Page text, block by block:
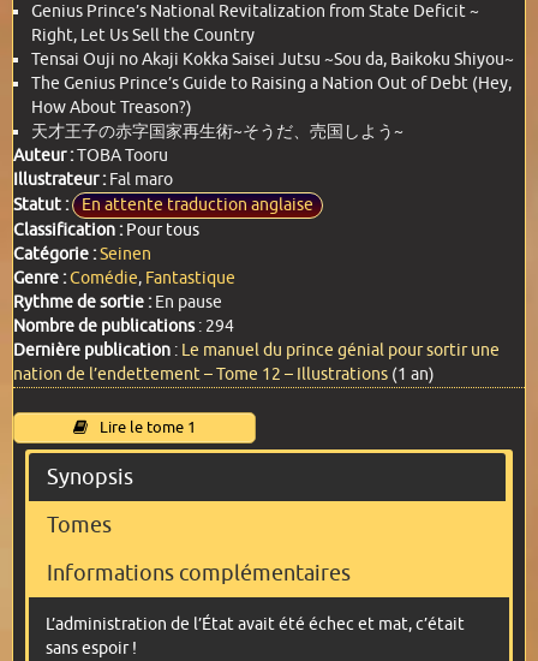
Genius Prince’s National Revitalization from State Deficit ~
Right, Let Us Sell the Country
Tensai Ouji no Akaji Kokka Saisei Jutsu ~Sou da, Baikoku Shiyou~
The Genius Prince’s Guide to Raising a Nation Out of Debt (Hey,
How About Treason?)
天才王子の赤字国家再生術~そうだ、売国しよう~
Auteur :TOBA Tooru
Illustrateur : Fal maro
Statut :
En attente traduction anglaise
Classification : Pour tous
Catégorie :Seinen
Genre :Comédie, Fantastique
Rythme de sortie : En pause
Nombre de publications: 294
Dernière publication : Le manuel du prince génial pour sortir une
nation de l’endettement – Tome 12 – Illustrations (1 an)
Lire le tome 1
Synopsis
Tomes
Informations complémentaires
L’administration de l’État avait été échec et mat, c’était
sans espoir !